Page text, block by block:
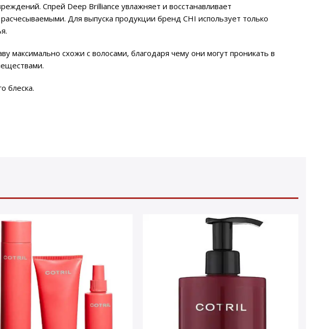
Спрей Deep Brilliance увлажняет и восстанавливает
Для выпуска продукции бренд CHI использует только
максимально схожи с волосами, благодаря чему они могут проникать в
блеска.